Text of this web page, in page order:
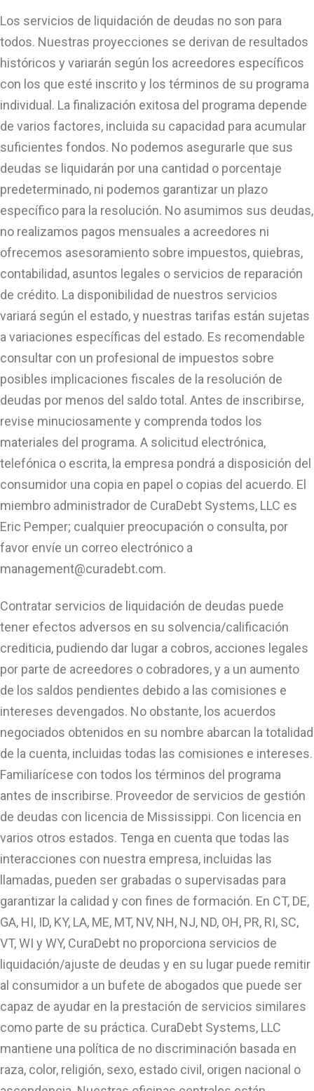
Los servicios de liquidación de deudas no son para
todos. Nuestras proyecciones se derivan de resultados
históricos y variarán según los acreedores específicos
con los que esté inscrito y los términos de su programa
individual. La finalización exitosa del programa depende
de varios factores, incluida su capacidad para acumular
suficientes fondos. No podemos asegurarle que sus
deudas se liquidarán por una cantidad o porcentaje
predeterminado, ni podemos garantizar un plazo
específico para la resolución. No asumimos sus deudas,
no realizamos pagos mensuales a acreedores ni
ofrecemos asesoramiento sobre impuestos, quiebras,
contabilidad, asuntos legales o servicios de reparación
de crédito. La disponibilidad de nuestros servicios
variará según el estado, y nuestras tarifas están sujetas
a variaciones específicas del estado. Es recomendable
consultar con un profesional de impuestos sobre
posibles implicaciones fiscales de la resolución de
deudas por menos del saldo total. Antes de inscribirse,
revise minuciosamente y comprenda todos los
materiales del programa. A solicitud electrónica,
telefónica o escrita, la empresa pondrá a disposición del
consumidor una copia en papel o copias del acuerdo. El
miembro administrador de CuraDebt Systems, LLC es
Eric Pemper; cualquier preocupación o consulta, por
favor envíe un correo electrónico a
management@curadebt.com.
Contratar servicios de liquidación de deudas puede
tener efectos adversos en su solvencia/calificación
crediticia, pudiendo dar lugar a cobros, acciones legales
por parte de acreedores o cobradores, y a un aumento
de los saldos pendientes debido a las comisiones e
intereses devengados. No obstante, los acuerdos
negociados obtenidos en su nombre abarcan la totalidad
de la cuenta, incluidas todas las comisiones e intereses.
Familiarícese con todos los términos del programa
antes de inscribirse. Proveedor de servicios de gestión
de deudas con licencia de Mississippi. Con licencia en
varios otros estados. Tenga en cuenta que todas las
interacciones con nuestra empresa, incluidas las
llamadas, pueden ser grabadas o supervisadas para
garantizar la calidad y con fines de formación. En CT, DE,
GA, HI, ID, KY, LA, ME, MT, NV, NH, NJ, ND, OH, PR, RI, SC,
VT, WI y WY, CuraDebt no proporciona servicios de
liquidación/ajuste de deudas y en su lugar puede remitir
al consumidor a un bufete de abogados que puede ser
capaz de ayudar en la prestación de servicios similares
como parte de su práctica. CuraDebt Systems, LLC
mantiene una política de no discriminación basada en
raza, color, religión, sexo, estado civil, origen nacional o